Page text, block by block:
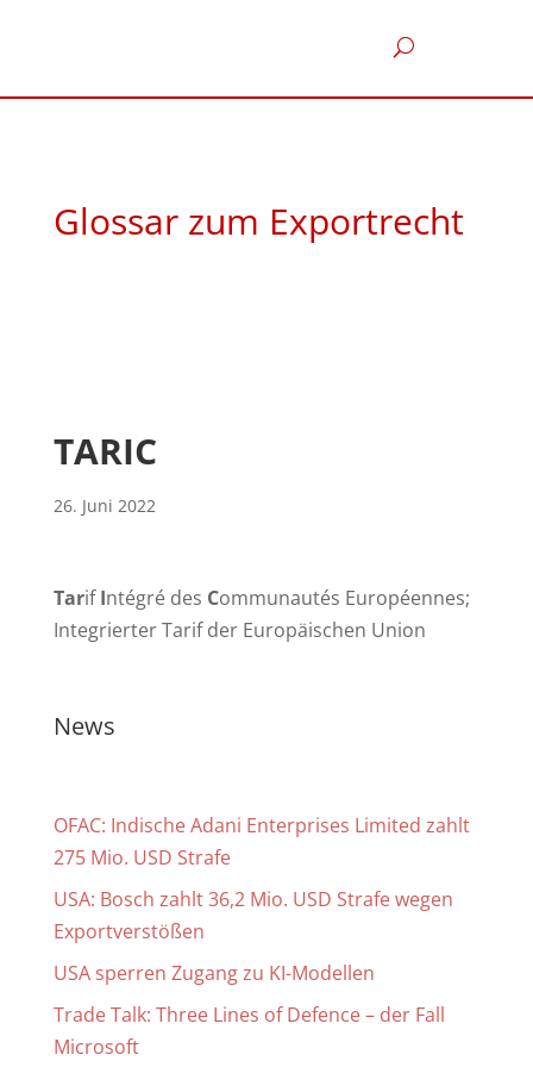
Glossar zum Exportrecht
TARIC
26. Juni 2022
TarifIntégré des Communautés Européennes;
Integrierter Tarif der Europäischen Union
News
OFAC: Indische Adani Enterprises Limited zahlt
275 Mio. USD Strafe
USA: Bosch zahlt 36,2 Mio. USD Strafe wegen
Exportverstößen
USA sperren Zugang zu KI-Modellen
Trade Talk: Three Lines of Defence – der Fall
Microsoft